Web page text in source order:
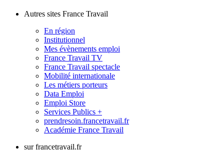
Autres sites France Travail
En région
Institutionnel
Mes évènements emploi
France Travail TV
France Travail spectacle
Mobilité internationale
Les métiers porteurs
Data Emploi
Emploi Store
Services Publics +
prendresoin.francetravail.fr
Académie France Travail
sur francetravail.fr